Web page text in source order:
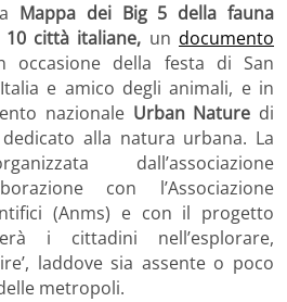
Mappa dei Big 5 della fauna
città italiane, undocumento
della festa di San
e amico degli animali, e in
nazionale Urban Nature di
alla natura urbana. La
dall’associazione
con l’Associazione
(Anms) e con il progetto
i cittadini nell’esplorare,
laddove sia assente o poco
metropoli.